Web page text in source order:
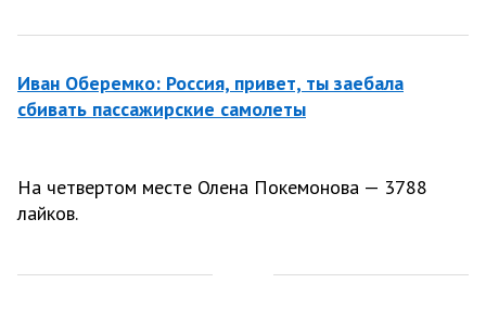
Иван Оберемко: Россия, привет, ты заебала
сбивать пассажирские самолеты
На четвертом месте Олена Покемонова — 3788
лайков.